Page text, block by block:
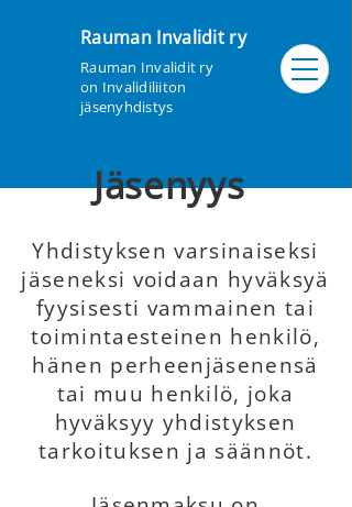
Rauman Invalidit ry
Rauman Invalidit ry
on Invalidiliiton
jäsenyhdistys
Jäsenyys
Yhdistyksen varsinaiseksi
jäseneksi voidaan hyväksyä
fyysisesti vammainen tai
toimintaesteinen henkilö,
hänen perheenjäsenensä
tai muu henkilö, joka
hyväksyy yhdistyksen
tarkoituksen ja säännöt.